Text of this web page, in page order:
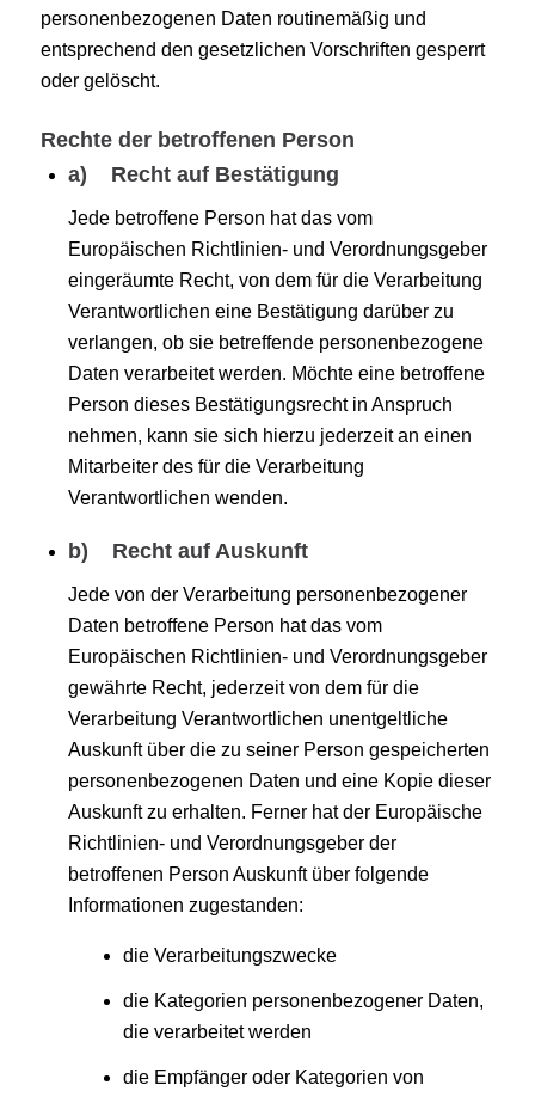
personenbezogenen Daten routinemäßig und
entsprechend den gesetzlichen Vorschriften gesperrt
oder gelöscht.
Rechte der betroffenen Person
a) Recht auf Bestätigung
Jede betroffene Person hat das vom
Europäischen Richtlinien- und Verordnungsgeber
eingeräumte Recht, von dem für die Verarbeitung
Verantwortlichen eine Bestätigung darüber zu
verlangen, ob sie betreffende personenbezogene
Daten verarbeitet werden. Möchte eine betroffene
Person dieses Bestätigungsrecht in Anspruch
nehmen, kann sie sich hierzu jederzeit an einen
Mitarbeiter des für die Verarbeitung
Verantwortlichen wenden.
b) Recht auf Auskunft
Jede von der Verarbeitung personenbezogener
Daten betroffene Person hat das vom
Europäischen Richtlinien- und Verordnungsgeber
gewährte Recht, jederzeit von dem für die
Verarbeitung Verantwortlichen unentgeltliche
Auskunft über die zu seiner Person gespeicherten
personenbezogenen Daten und eine Kopie dieser
Auskunft zu erhalten. Ferner hat der Europäische
Richtlinien- und Verordnungsgeber der
betroffenen Person Auskunft über folgende
Informationen zugestanden:
die Verarbeitungszwecke
die Kategorien personenbezogener Daten,
die verarbeitet werden
die Empfänger oder Kategorien von